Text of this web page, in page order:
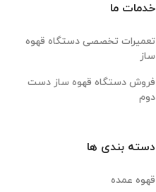
خدمات ما
تعمیرات تخصصی دستگاه قهوه
ساز
فروش دستگاه قهوه ساز دست
دوم
دسته بندی ها
قهوه عمده